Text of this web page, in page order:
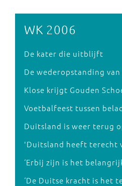
WK 2006
De kater die uitblijft
De wederopstanding
Klose krijgt Gouden
Voetbalfeest tussen
Duitsland is weer terug
'Duitsland heeft terecht
‘Erbij zijn is het
‘De Duitse kracht is het